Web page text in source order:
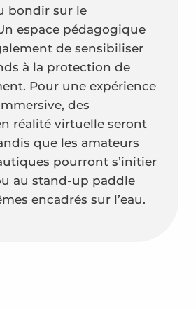
bondir sur le
espace pédagogique
de sensibiliser
à la protection de
Pour une expérience
des
réalité virtuelle seront
que les amateurs
pourront s’initier
au stand-up paddle
encadrés sur l’eau.